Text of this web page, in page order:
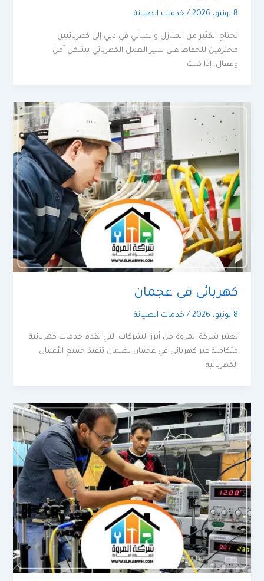
8 يونيو، 2026 / خدمات الصيانة
تحتاج الكثير من المنازل والمباني في دبي إلى كهربائيين
محترفين للحفاظ على سير العمل الكهربائي بشكل آمن
وفعال. إذا كنت
كهربائي في عجمان
8 يونيو، 2026 / خدمات الصيانة
تعتبر شركة المروة من أبرز الشركات التي تقدم خدمات كهربائية
متكاملة عبر كهربائي في عجمان لضمان تنفيذ جميع الأعمال
الكهربائية